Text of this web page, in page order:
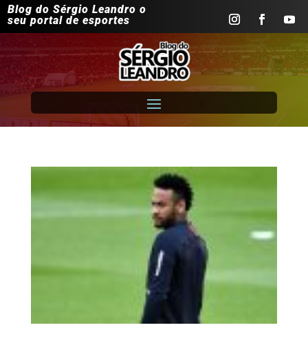
Blog do Sérgio Leandro o
seu portal de esportes